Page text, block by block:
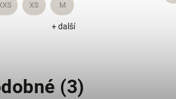
XS M
+ další
(3)